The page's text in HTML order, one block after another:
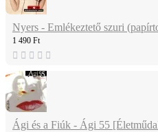
Nyers - Emlékeztető szuri
1 490 Ft
Ági és a Fiúk - Ági 55